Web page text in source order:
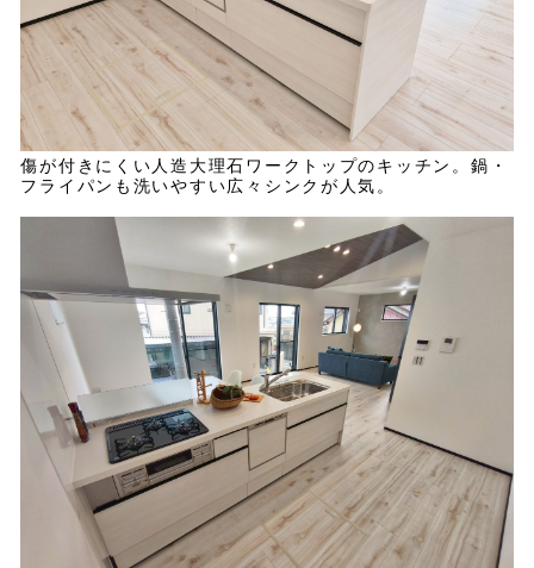
傷が付きにくい人造大理石ワークトップのキッチン。鍋・
フライパンも洗いやすい広々シンクが人気。